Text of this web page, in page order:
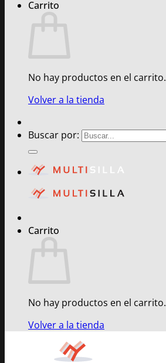
Carrito
No hay productos en el carrito.
Volver a la tienda
Buscar por:
Carrito
No hay productos en el carrito.
Volver a la tienda